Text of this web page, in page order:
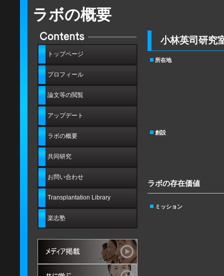
ラボの概要
小林英司研究
所在地
創設
ラボの存在価値
ミッション
トップページ
プロフィール
論文等の閲覧
アップデート
ラボの概要
共同研究
お問い合わせ
Transplantation Library
楽志塾